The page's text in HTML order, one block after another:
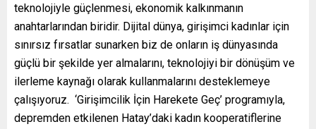
teknolojiyle güçlenmesi, ekonomik kalkınmanın
anahtarlarından biridir. Dijital dünya, girişimci kadınlar için
sınırsız fırsatlar sunarken biz de onların iş dünyasında
güçlü bir şekilde yer almalarını, teknolojiyi bir dönüşüm ve
ilerleme kaynağı olarak kullanmalarını desteklemeye
çalışıyoruz. ‘Girişimcilik İçin Harekete Geç’ programıyla,
depremden etkilenen Hatay’daki kadın kooperatiflerine